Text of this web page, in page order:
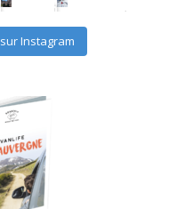
Instagram